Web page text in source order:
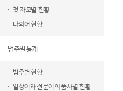
첫 자모별 현황
다의어 현황
범주별 통계
범주별 현황
일상어와 전문어의 품사별 현황